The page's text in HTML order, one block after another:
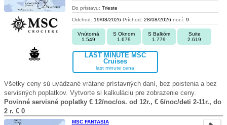
Do prístavu: Trieste
Odchod: 19/08/2026 Príchod: 28/08/2026 nocí: 9
Vnútorná
1.549
S Oknom
1.679
S Balkóm
1.779
Suite
2.619
LAST MINUTE MSC
Cruises
last minute cena
Všetky ceny sú uvádzané vrátane prístavných daní, bez poistenia a bez
servisných poplatkov. Vytvorte si kalkuláciu pre zobrazenie ceny.
Povinné servisné poplatky € 12/noc/os. od 12r., € 6/noc/deti 2-11r., do
2 r. € 0
MSC FANTASIA